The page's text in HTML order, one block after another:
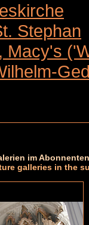
Stephan
Macy's
im
galleries in the